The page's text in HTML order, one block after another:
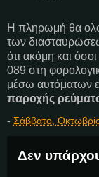
Η πληρωμή θα
των
ότι ακόμη και
089 στη
μέσω αυτόματων
παροχής
- Σάββατο,
Δεν